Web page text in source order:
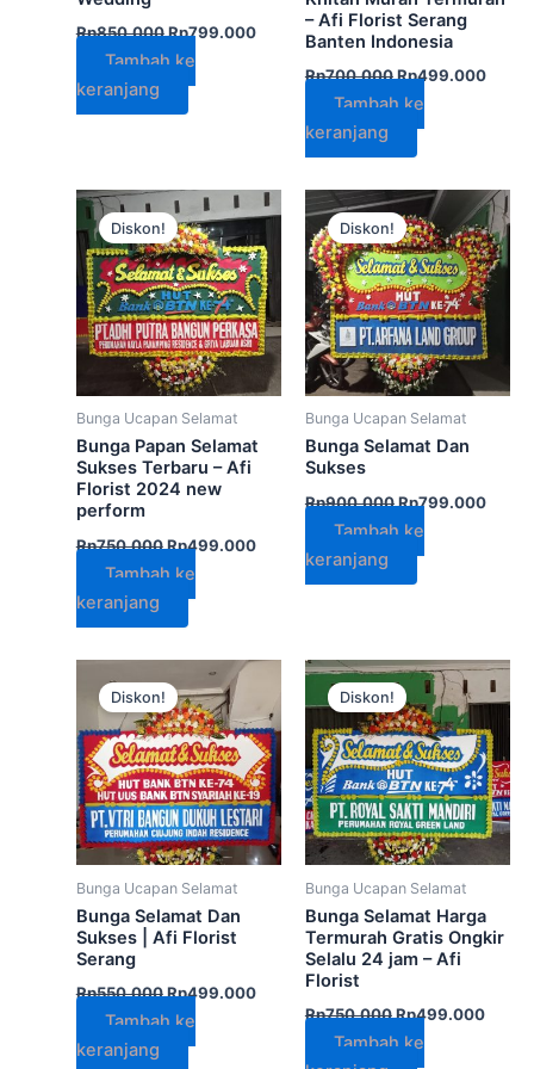
Rp850.000Rp799.000
Tambah ke
keranjang
– Afi Florist Serang
Banten Indonesia
Rp700.000Rp499.000
Tambah ke
keranjang
Diskon!
Bunga Ucapan Selamat
Bunga Papan Selamat
Sukses Terbaru – Afi
Florist 2024 new
perform
Rp750.000
Harga
aslinya
adalah:
Rp750.000.
Rp499.000
Harga
saat
ini
adalah:
Rp499.000.
Tambah ke
keranjang
Diskon!
Bunga Ucapan Selamat
Bunga Selamat Dan
Sukses
Rp900.000
Harga
aslinya
adalah:
Rp900.000.
Rp799.000
Harga
saat
ini
Tambah ke
keranjang
Diskon!
Bunga Ucapan Selamat
Bunga Selamat Dan
Sukses | Afi Florist
Serang
Rp550.000
Harga
aslinya
adalah:
Rp550.000.
Rp499.000
Harga
ini
adalah:
Rp499.000.
Tambah ke
keranjang
Diskon!
Bunga Ucapan Selamat
Bunga Selamat Harga
Termurah Gratis Ongkir
Selalu 24 jam – Afi
Florist
Rp750.000
Harga
aslinya
adalah:
Rp750.000.
Rp499.000
Harga
saat
ini
Tambah ke